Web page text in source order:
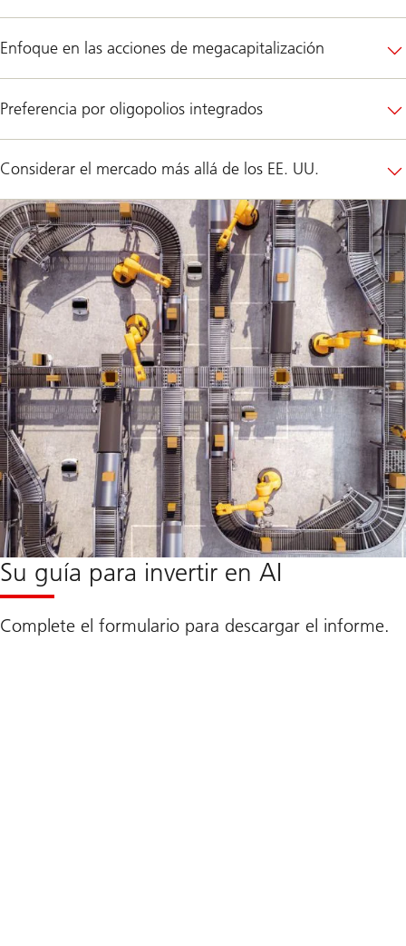
Enfoque en las acciones de megacapitalización
Preferencia por oligopolios integrados
Considerar el mercado más allá de los EE. UU.
Su guía para invertir en AI
Complete el formulario para descargar el informe.